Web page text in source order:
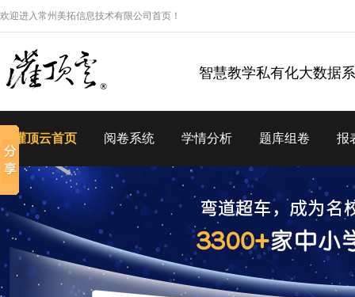
欢迎进入常州美拓信息技术有限公司首页！
智慧教学私有化大数据
灌顶云首页 阅卷系统 学情分析 题库组卷 报